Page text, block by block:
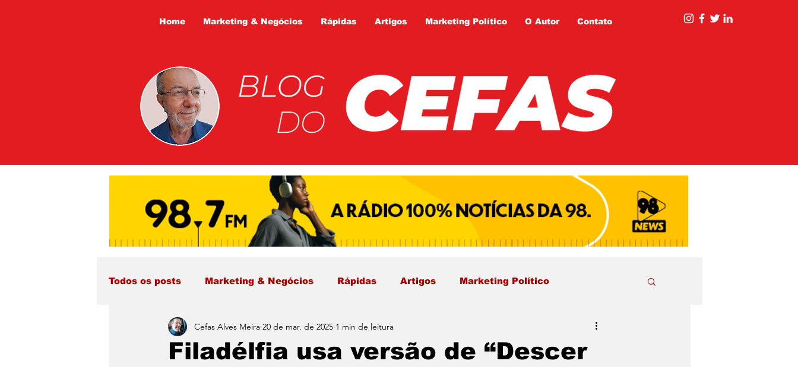
Home Marketing & Negócios Rápidas Artigos Marketing Político O Autor Contato
Todos os posts Marketing & Negócios Rápidas Artigos Marketing Político
Filadélfia usa versão de “Descer
Cefas Alves Meira 20 de mar. de 2025 1 min de leitura